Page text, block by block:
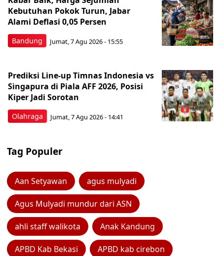
Bandung
Kebutuhan Pokok Turun, Jabar
Alami Deflasi 0,05 Persen
Jumat, 7 Agu 2026 - 15:55
Olahraga
Prediksi Line-up Timnas Indonesia vs
Singapura di Piala AFF 2026, Posisi
Kiper Jadi Sorotan
Jumat, 7 Agu 2026 - 14:41
Tag Populer
Aan Setyawan agus mulyadi
Agus Mulyadi mundur dari ASN
ahli staff walikota Anak Kandung
APBD Kab Bekasi APBD kab cirebon